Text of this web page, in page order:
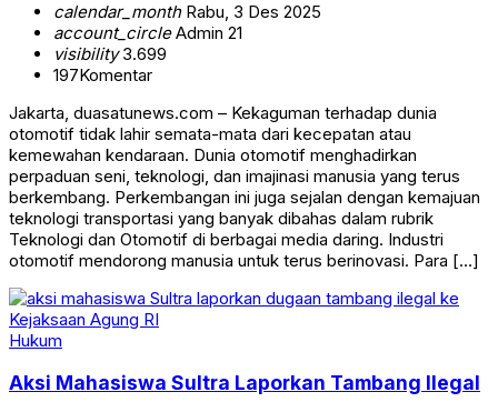
calendar_monthRabu, 3 Des 2025
account_circleAdmin 21
visibility3.699
197Komentar
Jakarta, duasatunews.com – Kekaguman terhadap dunia
otomotif tidak lahir semata-mata dari kecepatan atau
kemewahan kendaraan. Dunia otomotif menghadirkan
perpaduan seni, teknologi, dan imajinasi manusia yang terus
berkembang. Perkembangan ini juga sejalan dengan kemajuan
teknologi transportasi yang banyak dibahas dalam rubrik
Teknologi dan Otomotif di berbagai media daring. Industri
otomotif mendorong manusia untuk terus berinovasi. Para […]
Hukum
Aksi Mahasiswa Sultra Laporkan Tambang Ilegal